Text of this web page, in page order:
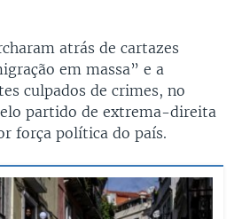
atrás de cartazes
em massa” e a
culpados de crimes, no
partido de extrema-direita
força política do país.